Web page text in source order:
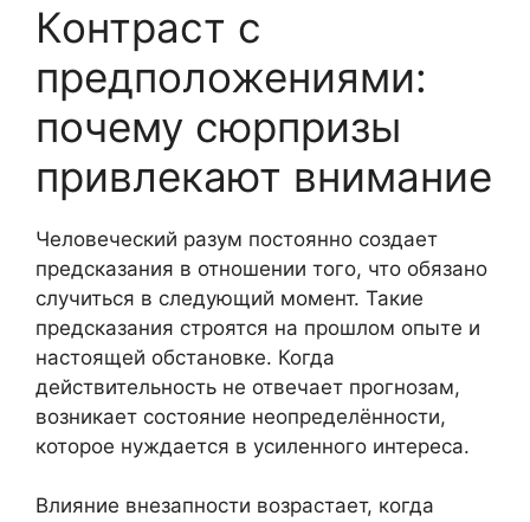
Контраст с
предположениями:
почему сюрпризы
привлекают внимание
Человеческий разум постоянно создает
предсказания в отношении того, что обязано
случиться в следующий момент. Такие
предсказания строятся на прошлом опыте и
настоящей обстановке. Когда
действительность не отвечает прогнозам,
возникает состояние неопределённости,
которое нуждается в усиленного интереса.
Влияние внезапности возрастает, когда